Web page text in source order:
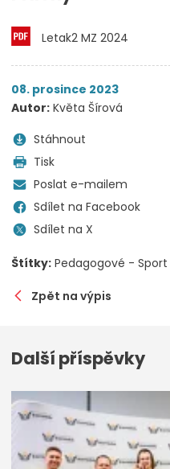
Letak2 MZ 2024
08. prosince 2023
Autor: Květa Šírová
Stáhnout
Tisk
Poslat e-mailem
Sdílet na Facebook
Sdílet na X
Štítky: Pedagogové -
Zpět na výpis
Další příspěvky